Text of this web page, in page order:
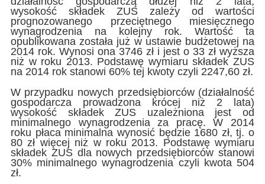
wysokość składek ZUS zależy od wartości
prognozowanego przeciętnego miesięcznego
wynagrodzenia na kolejny rok. Wartość ta
opublikowana została już w ustawie budżetowej na
2014 rok. Wynosi ona 3746 zł i jest o 33 zł wyższa
niż w roku 2013. Podstawę wymiaru składek ZUS
na 2014 rok stanowi 60% tej kwoty czyli 2247,60 zł.
W przypadku nowych przedsiębiorców (działalność
gospodarcza prowadzona krócej niż 2 lata)
wysokość składek ZUS uzależniona jest od
minimalnego wynagrodzenia za pracę. W 2014
roku płaca minimalna wynosić będzie 1680 zł, tj. o
80 zł więcej niż w roku 2013. Podstawę wymiaru
składek ZUS dla nowych przedsiębiorców stanowi
30% minimalnego wynagrodzenia czyli kwota 504
zł.